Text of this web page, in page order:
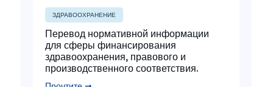
ЗДРАВООХРАНЕНИЕ
Перевод нормативной информации
для сферы финансирования
здравоохранения, правового и
производственного соответствия.